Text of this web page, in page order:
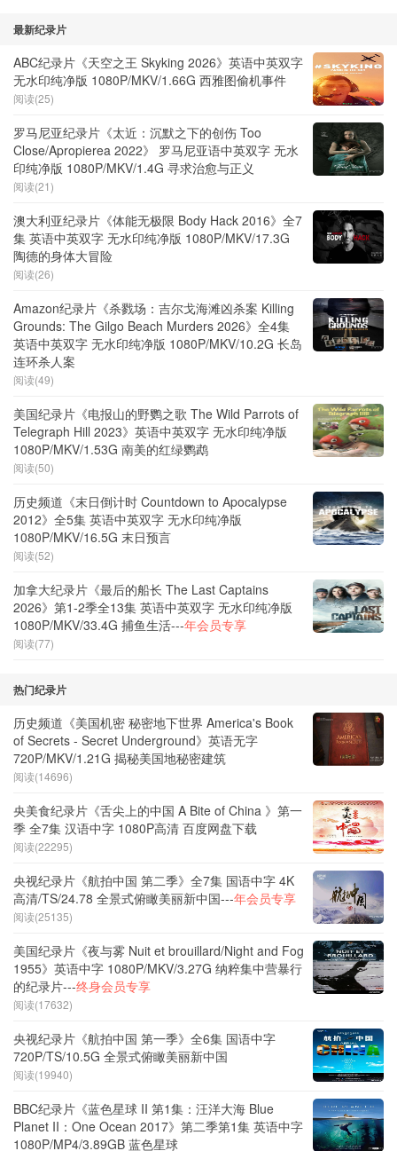
最新纪录片
ABC纪录片《天空之王 Skyking 2026》英语中英双字
无水印纯净版 1080P/MKV/1.66G 西雅图偷机事件
阅读(25)
罗马尼亚纪录片《太近：沉默之下的创伤 Too
Close/Apropierea 2022》 罗马尼亚语中英双字 无水
印纯净版 1080P/MKV/1.4G 寻求治愈与正义
阅读(21)
澳大利亚纪录片《体能无极限 Body Hack 2016》全7
集 英语中英双字 无水印纯净版 1080P/MKV/17.3G
陶德的身体大冒险
阅读(26)
Amazon纪录片《杀戮场：吉尔戈海滩凶杀案 Killing
Grounds: The Gilgo Beach Murders 2026》全4集
英语中英双字 无水印纯净版 1080P/MKV/10.2G 长岛
连环杀人案
阅读(49)
美国纪录片《电报山的野鹦之歌 The Wild Parrots of
Telegraph Hill 2023》英语中英双字 无水印纯净版
1080P/MKV/1.53G 南美的红绿鹦鹉
阅读(50)
历史频道《末日倒计时 Countdown to Apocalypse
2012》全5集 英语中英双字 无水印纯净版
1080P/MKV/16.5G 末日预言
阅读(52)
加拿大纪录片《最后的船长 The Last Captains
2026》第1-2季全13集 英语中英双字 无水印纯净版
1080P/MKV/33.4G 捕鱼生活---年会员专享
阅读(77)
热门纪录片
历史频道《美国机密 秘密地下世界 America's Book
of Secrets - Secret Underground》英语无字
720P/MKV/1.21G 揭秘美国地秘密建筑
阅读(14696)
央美食纪录片《舌尖上的中国 A Bite of China 》第一
季 全7集 汉语中字 1080P高清 百度网盘下载
阅读(22295)
央视纪录片《航拍中国 第二季》全7集 国语中字 4K
高清/TS/24.78 全景式俯瞰美丽新中国---年会员专享
阅读(25135)
美国纪录片《夜与雾 Nuit et brouillard/Night and Fog
1955》英语中字 1080P/MKV/3.27G 纳粹集中营暴行
的纪录片---终身会员专享
阅读(17632)
央视纪录片《航拍中国 第一季》全6集 国语中字
720P/TS/10.5G 全景式俯瞰美丽新中国
阅读(19940)
BBC纪录片《蓝色星球 II 第1集：汪洋大海 Blue
Planet II：One Ocean 2017》第二季第1集 英语中字
1080P/MP4/3.89GB 蓝色星球